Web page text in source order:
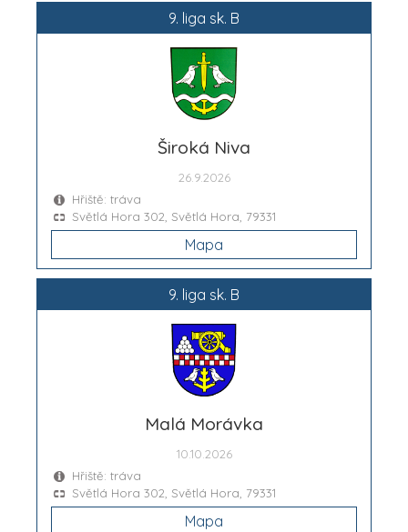
9. liga sk. B
Široká Niva
26.9.2026
Hřiště: tráva
Světlá Hora 302, Světlá Hora, 79331
Mapa
9. liga sk. B
Malá Morávka
10.10.2026
Hřiště: tráva
Světlá Hora 302, Světlá Hora, 79331
Mapa